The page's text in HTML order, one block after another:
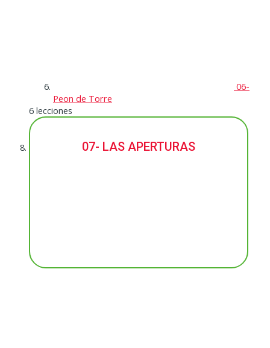
06-
Peon de Torre
6 lecciones
07- LAS APERTURAS